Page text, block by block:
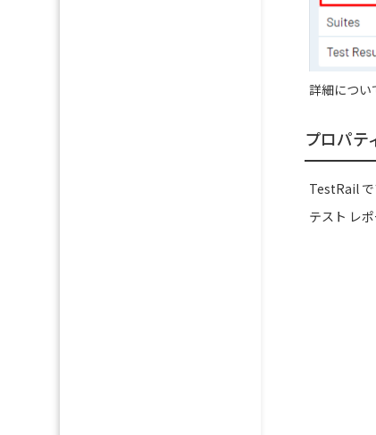
詳細につい
プロパテ
TestRail で
テスト レ